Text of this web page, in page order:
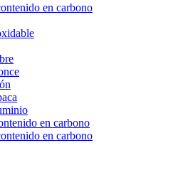
en carbono
en carbono
en carbono